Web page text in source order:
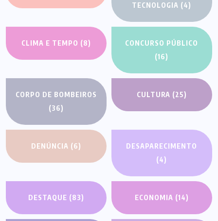
TECNOLOGIA (4)
CLIMA E TEMPO (8)
CONCURSO PÚBLICO
(16)
CORPO DE BOMBEIROS
(36)
CULTURA (25)
DENÚNCIA (6)
DESAPARECIMENTO
(4)
DESTAQUE (83) ECONOMIA (14)